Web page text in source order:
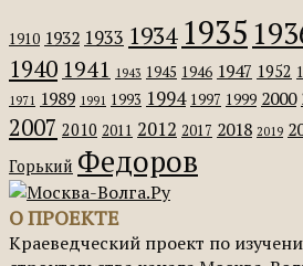
1910 1932 1933 1934 1935
1940 1941 1943 1945 1946 1947 1952
1971 1989 1991 1993 1994 1997 1999 2000
2007 2010 2011 2012 2017 2018 2019
Горький Федоров
О ПРОЕКТЕ
Краеведческий проект по